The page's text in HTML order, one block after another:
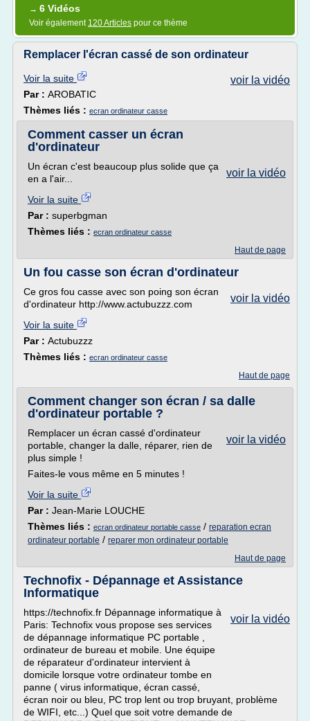
→ 6 Vidéos
Voir également 120 Articles pour ce thème
Remplacer l'écran cassé de son ordinateur
voir la vidéo
Voir la suite
Par : AROBATIC
Thèmes liés : ecran ordinateur casse
Comment casser un écran
d'ordinateur
voir la vidéo
Un écran c'est beaucoup plus solide que ça
en a l'air...
Voir la suite
Par : superbgman
Thèmes liés : ecran ordinateur casse
Haut de page
Un fou casse son écran d'ordinateur
voir la vidéo
Ce gros fou casse avec son poing son écran
d'ordinateur http://www.actubuzzz.com
Voir la suite
Par : Actubuzzz
Thèmes liés : ecran ordinateur casse
Haut de page
Comment changer son écran / sa dalle
d'ordinateur portable ?
voir la vidéo
Remplacer un écran cassé d'ordinateur
portable, changer la dalle, réparer, rien de
plus simple !
Faites-le vous même en 5 minutes !
Voir la suite
Par : Jean-Marie LOUCHE
Thèmes liés : ecran ordinateur portable casse / reparation ecran
ordinateur portable / reparer mon ordinateur portable
Haut de page
Technofix - Dépannage et Assistance
Informatique
voir la vidéo
https://technofix.fr Dépannage informatique à
Paris: Technofix vous propose ses services
de dépannage informatique PC portable ,
ordinateur de bureau et mobile. Une équipe
de réparateur d'ordinateur intervient à
domicile lorsque votre ordinateur tombe en
panne ( virus informatique, écran cassé,
écran noir ou bleu, PC trop lent ou trop bruyant, problème
de WIFI, etc...) Quel que soit votre demande de